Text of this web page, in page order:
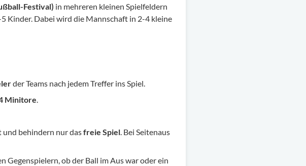
Festival) in mehreren kleinen Spielfeldern
Kinder. Dabei wird die Mannschaft in 2-4 kleine
der Teams nach jedem Treffer ins Spiel.
Minitore.
und behindern nur dasfreie Spiel. Bei Seitenaus
Gegenspielern, ob der Ball im Aus war oder ein